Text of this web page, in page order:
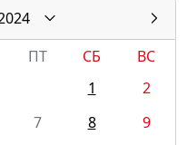
ПТ СБ
ВС
1
2
7 8
9